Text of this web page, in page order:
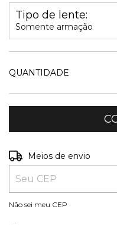
Tipo de lente:
Somente armação
QUANTIDADE
Entregas para o CEP:
Meios de envio
Não sei meu CEP